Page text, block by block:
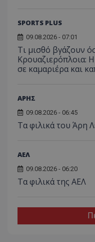
SPORTS PLUS
09.08.2026 - 07:01
Τι μισθό βγάζουν
Κρουαζιερόπλοια:
σε καμαριέρα και
ΑΡΗΣ
09.08.2026 - 06:45
Τα φιλικά του Άρη
ΑΕΛ
09.08.2026 - 06:20
Τα φιλικά της ΑΕΛ